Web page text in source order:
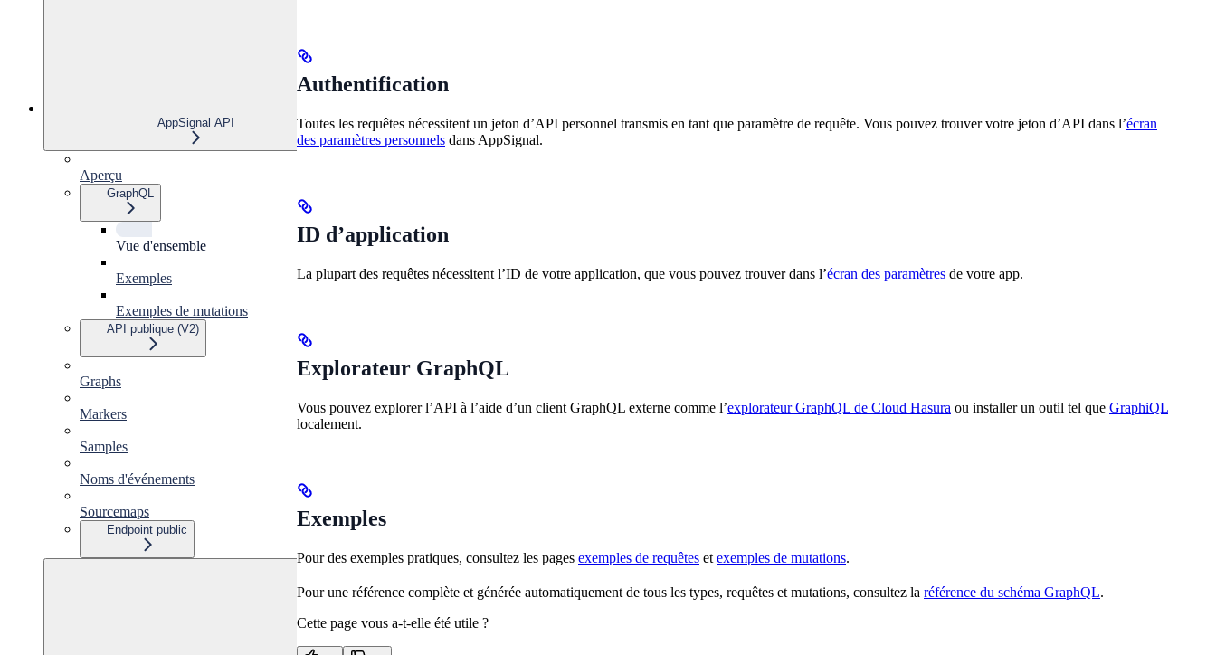
AppSignal API
Aperçu
GraphQL
Vue d'ensemble
Exemples
Exemples de mutations
API publique (V2)
Graphs
Markers
Samples
Noms d'événements
Sourcemaps
Endpoint public
Authentification
Toutes les requêtes nécessitent un jeton d’API personnel transmis en tant que paramètre de requête. Vous pouvez trouver votre jeton d’API dans l’écran
des paramètres personnels dans AppSignal.
ID d’application
La plupart des requêtes nécessitent l’ID de votre application, que vous pouvez trouver dans l’écran des paramètres de votre app.
Explorateur GraphQL
Vous pouvez explorer l’API à l’aide d’un client GraphQL externe comme l’explorateur GraphQL de Cloud Hasura ou installer un outil tel que GraphiQL
localement.
Exemples
Pour des exemples pratiques, consultez les pages exemples de requêtes et exemples de mutations.
Pour une référence complète et générée automatiquement de tous les types, requêtes et mutations, consultez la référence du schéma GraphQL.
Cette page vous a-t-elle été utile ?